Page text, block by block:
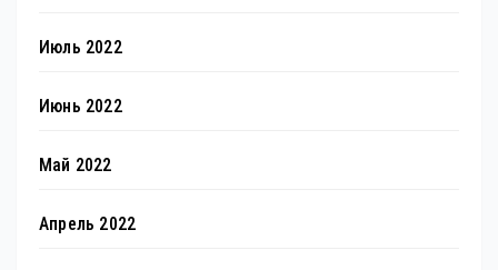
Июль 2022
Июнь 2022
Май 2022
Апрель 2022